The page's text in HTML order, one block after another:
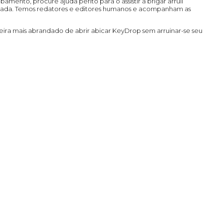
Temos redatores e editores humanos e acompanham as
mais abrandado de abrir abicar KeyDrop sem arruinar-se seu